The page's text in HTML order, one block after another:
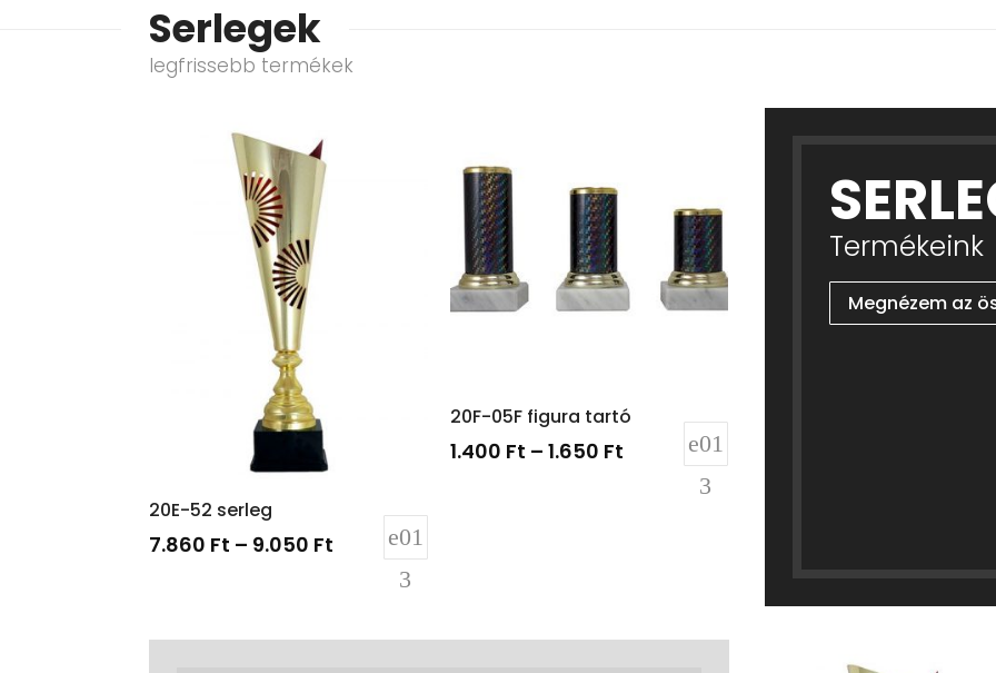
Serlegek
legfrissebb termékek
20E-52 serleg
7.860 Ft – 9.050 Ft
20F-05F figura tartó
1.400 Ft – 1.650 Ft
Termékeink
Megnézem az